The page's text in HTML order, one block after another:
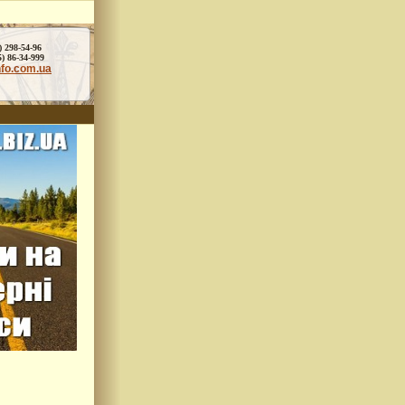
298-54-96
34-999